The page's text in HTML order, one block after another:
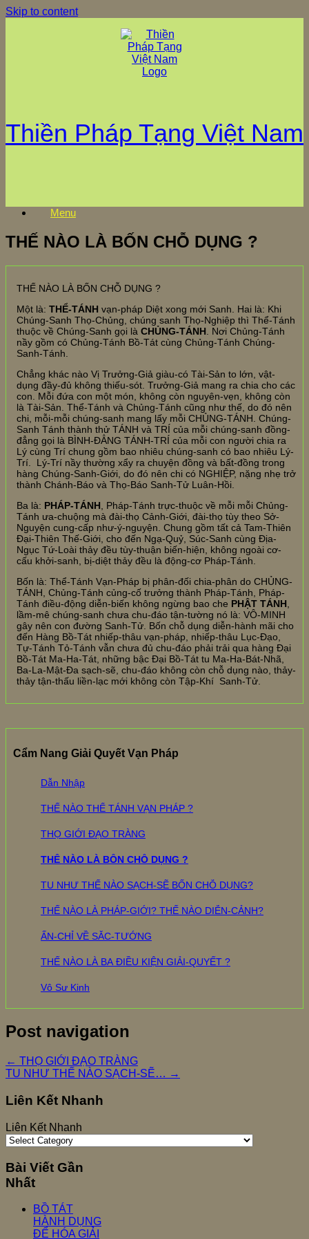
Skip to content
Thiền Pháp Tạng Việt Nam
Menu
THẾ NÀO LÀ BỐN CHỖ DỤNG ?
THẾ NÀO LÀ BỐN CHỖ DỤNG ?
Một là: THỂ-TÁNH vạn-pháp Diệt xong mới Sanh. Hai là: Khi
Chúng-Sanh Thọ-Chủng, chúng sanh Thọ-Nghiệp thì Thể-Tánh
thuộc về Chúng-Sanh gọi là CHỦNG-TÁNH . Nơi Chủng-Tánh
nầy gồm có Chủng-Tánh Bồ-Tát cùng Chủng-Tánh Chúng-
Sanh-Tánh.
Chẳng khác nào Vị Trưởng-Giả giàu-có Tài-Sản to lớn, vật-
dụng đầy-đủ không thiếu-sót. Trưởng-Giả mang ra chia cho các
con. Mỗi đứa con một món, không còn nguyên-vẹn, không còn
là Tài-Sản. Thể-Tánh và Chủng-Tánh cũng như thế, do đó nên
chi, mỗi-mỗi chúng-sanh mang lấy mỗi CHỦNG-TÁNH. Chúng-
Sanh Tánh thành thử TÁNH và TRÍ của mỗi chúng-sanh đồng-
đẳng gọi là BÌNH-ĐẲNG TÁNH-TRÍ của mỗi con người chia ra
Lý cùng Trí chung gồm bao nhiêu chúng-sanh có bao nhiêu Lý-
Trí. Lý-Trí nầy thường xẩy ra chuyện đồng và bất-đồng trong
hàng Chúng-Sanh-Giới, do đó nên chi có NGHIỆP, nặng nhẹ trở
thành Chánh-Báo và Thọ-Báo Sanh-Tử Luân-Hồi.
Ba là: PHÁP-TÁNH , Pháp-Tánh trực-thuộc về mỗi mỗi Chủng-
Tánh ưa-chuộng mà đài-thọ Cảnh-Giới, đài-thọ tùy theo Sở-
Nguyện cung-cấp như-ý-nguyện. Chung gồm tất cả Tam-Thiên
Đại-Thiên Thế-Giới, cho đến Ngạ-Quỷ, Súc-Sanh cùng Địa-
Ngục Tứ-Loài thảy đều tùy-thuận biến-hiện, không ngoài cơ-
cấu khởi-sanh, bị-diệt thảy đều là động-cơ Pháp-Tánh.
Bốn là: Thể-Tánh Vạn-Pháp bị phân-đối chia-phân do CHỦNG-
TÁNH, Chủng-Tánh củng-cố trưởng thành Pháp-Tánh, Pháp-
Tánh điều-động diễn-biến không ngừng bao che PHẬT TÁNH
lầm-mê chúng-sanh chưa chu-đáo tận-tường nó là: VÔ-MINH
gây nên con đường Sanh-Tử. Bốn chỗ dụng diễn-hành mãi cho
đến Hàng Bồ-Tát nhiếp-thâu vạn-pháp, nhiếp-thâu Lục-Đạo,
Tự-Tánh Tỏ-Tánh vẫn chưa đủ chu-đáo phải trải qua hàng Đại
Bồ-Tát Ma-Ha-Tát, những bậc Đại Bồ-Tát tu Ma-Ha-Bát-Nhã,
Ba-La-Mật-Đa sạch-sẽ, chu-đáo không còn chỗ dụng nào, thảy-
thảy tận-thấu liền-lạc mới không còn Tập-Khí Sanh-Tử.
Cẩm Nang Giải Quyết Vạn Pháp
Dẫn Nhập
THẾ NÀO THỂ TÁNH VẠN PHÁP ?
THỌ GIỚI ĐẠO TRÀNG
THẾ NÀO LÀ BỐN CHỖ DỤNG ?
TU NHƯ THẾ NÀO SẠCH-SẼ BỐN CHỖ DỤNG?
THẾ NÀO LÀ PHÁP-GIỚI? THẾ NÀO DIỄN-CẢNH?
ẤN-CHỈ VỀ SẮC-TƯỚNG
THẾ NÀO LÀ BA ĐIỀU KIỆN GIẢI-QUYẾT ?
Vô Sư Kinh
Post navigation
← THỌ GIỚI ĐẠO TRÀNG
TU NHƯ THẾ NÀO SẠCH-SẼ… →
Liên Kết Nhanh
Liên Kết Nhanh
Bài Viết Gần
Nhất
BỒ TÁT
HÀNH DỤNG
ĐỂ HÓA GIẢI